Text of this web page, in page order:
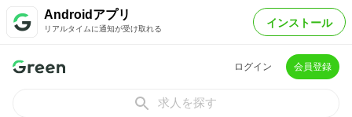
Androidアプリ
リアルタイムに通知が受け取れる インストール
ログイン 会員登録
求人を探す